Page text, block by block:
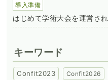
導入準備
はじめて学術大会を運営さ
キーワード
Confit2023 Confit2026